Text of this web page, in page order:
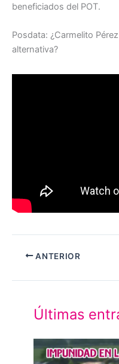
beneficiados del POT.
Posdata: ¿Carmelito
alternativa?
ANTERIOR
Últimas